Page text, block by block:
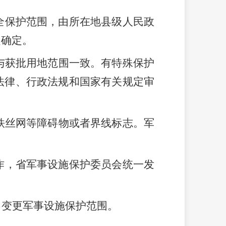
护范围，由所在地县级人民政
定。
批用地范围一致。有特殊保护
律、行政法规和国家有关规定审
网等障碍物或者界线标志。军
省军事设施保护委员会统一发
更军事设施保护范围。